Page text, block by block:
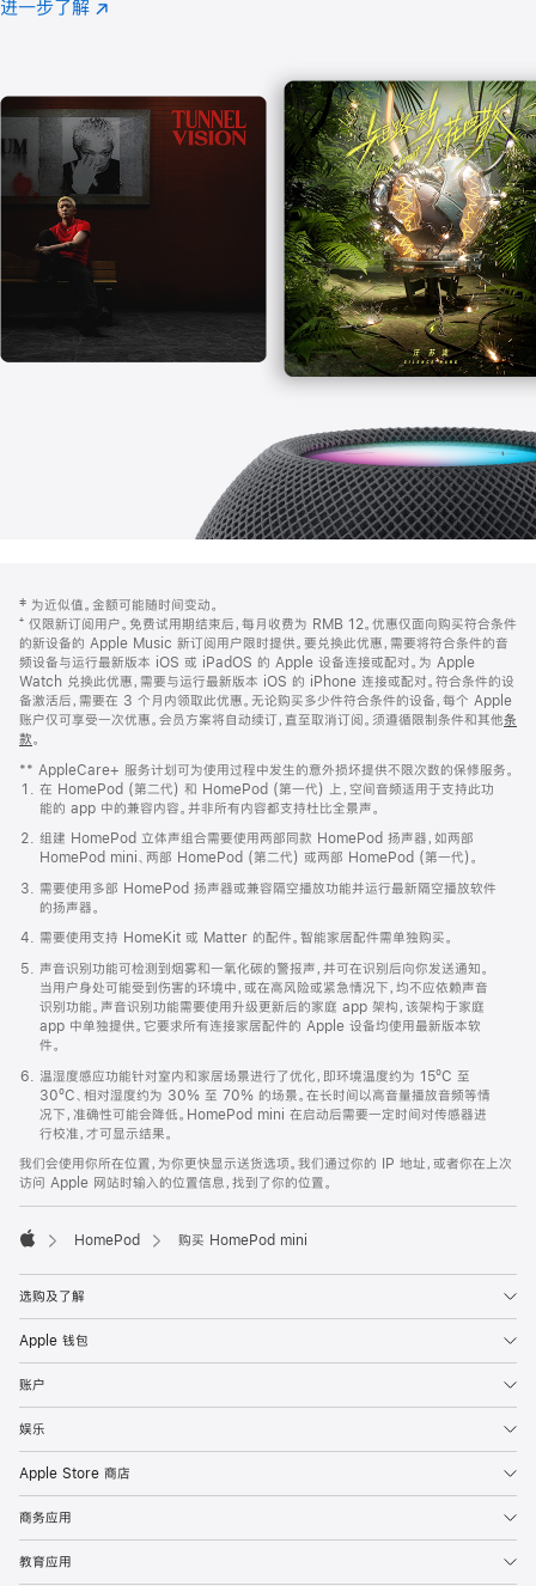
进一步了解 Apple
(在
口
中
打
开)
页
页
脚
注
‡ 为近似值。金额可能随时间变动。
⁺ 仅限新订阅用户。免费试用期结束后，每月收费为 RMB 12。优惠仅面向购买符合条件
的新设备的 Apple Music 新订阅用户限时提供。要兑换此优惠，需要将符合条件的音
频设备与运行最新版本 iOS 或 iPadOS 的 Apple 设备连接或配对。为 Apple
Watch 兑换此优惠，需要与运行最新版本 iOS 的 iPhone 连接或配对。符合条件的设
备激活后，需要在 3 个月内领取此优惠。无论购买多少件符合条件的设备，每个 Apple
账户仅可享受一次优惠。会员方案将自动续订，直至取消订阅。须遵循限制条件和其他条
款。
窗
口
中
打
开)
** AppleCare+ 服务计划可为使用过程中发生的意外损坏提供不限次数的保修服务。
在 HomePod (第二代) 和 HomePod (第一代) 上，空间音频适用于支持此功
能的 app 中的兼容内容。并非所有内容都支持杜比全景声。
组建 HomePod 立体声组合需要使用两部同款 HomePod 扬声器，如两部
HomePod mini、两部 HomePod (第二代) 或两部 HomePod (第一代)。
需要使用多部 HomePod 扬声器或兼容隔空播放功能并运行最新隔空播放软件
的扬声器。
需要使用支持 HomeKit 或 Matter 的配件。智能家居配件需单独购买。
声音识别功能可检测到烟雾和一氧化碳的警报声，并可在识别后向你发送通知。
当用户身处可能受到伤害的环境中，或在高风险或紧急情况下，均不应依赖声音
识别功能。声音识别功能需要使用升级更新后的家庭 app 架构，该架构于家庭
app 中单独提供。它要求所有连接家居配件的 Apple 设备均使用最新版本软
件。
温湿度感应功能针对室内和家居场景进行了优化，即环境温度约为 15ºC 至
30ºC、相对湿度约为 30% 至 70% 的场景。在长时间以高音量播放音频等情
况下，准确性可能会降低。HomePod mini 在启动后需要一定时间对传感器进
行校准，才可显示结果。
我们会使用你所在位置，为你更快显示送货选项。我们通过你的 IP 地址，或者你在上次
访问 Apple 网站时输入的位置信息，找到了你的位置。
HomePod 购买 HomePod mini
选购及了解
Apple 钱包
账户
娱乐
Apple Store 商店
商务应用
教育应用